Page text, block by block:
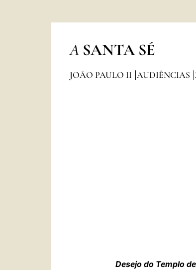
A SANTA SÉ
JOÃO PAULO II AUDIÊNCIAS
Desejo do Templo